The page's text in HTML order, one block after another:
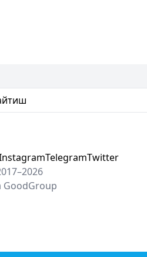
TelegramTwitter
GoodGroup